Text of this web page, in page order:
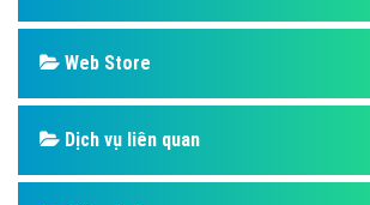
Web Store
Dịch vụ liên quan